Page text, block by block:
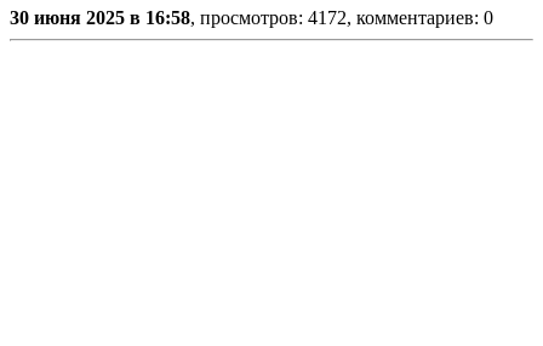
30 июня 2025 в 16:58, просмотров: 4172, комментариев: 0